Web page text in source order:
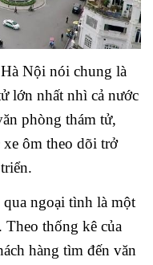
Nội nói chung là
lớn nhất nhì cả nước
phòng thám tử,
ôm theo dõi trở
ngoại tình là một
thống kê của
hàng tìm đến văn